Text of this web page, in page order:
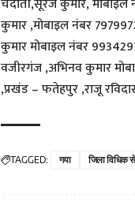
कुमार ,मोबाइल नंबर
कुमार मोबाइल नंबर
वजीरगंज ,अभिनव कुमार
,प्रखंड – फतेहपुर ,राजू
TAGGED: गया जिला विधिक